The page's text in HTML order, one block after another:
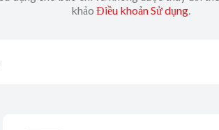
khảo Điều khoản Sử dụng.